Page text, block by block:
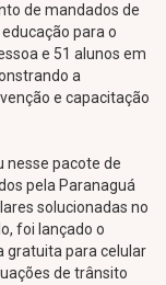
de mandados de
para o
e 51 alunos em
a
e capacitação
nesse pacote de
pela Paranaguá
solucionadas no
foi lançado o
gratuita para celular
de trânsito